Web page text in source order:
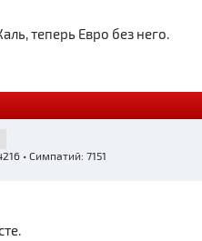
теперь Евро без него.
• Симпатий: 7151